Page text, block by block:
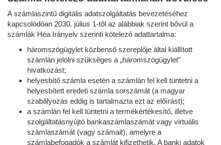
A számlaszintű digitális adatszolgáltatás bevezetéséhez
kapcsolódóan 2030. július 1-től az alábbiak szerint bővül a
számlák Héa Irányelv szerinti kötelező adattartalma:
háromszögügylet közbenső szereplője által kiállított
számlán jelölni szükséges a „háromszögügylet”
hivatkozást;
helyesbítő számla esetén a számlán fel kell tüntetni a
helyesbített eredeti számla sorszámát (a magyar
szabályozás eddig is tartalmazta ezt az előírást);
a számlán fel kell tüntetni a termékértékesítő, illetve
szolgáltatásnyújtó bankaszámlaszámát vagy virtuális
számlaszámát (vagy számait), amelyre a
számlabefogadók a számlát kifizethetik. A banki adatok